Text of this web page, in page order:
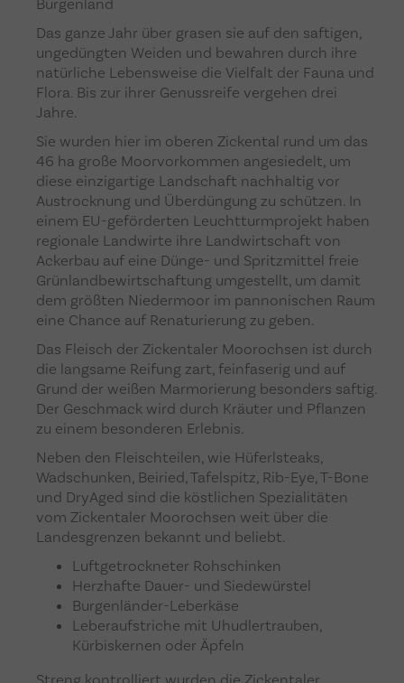
Burgenland
Das ganze Jahr über grasen sie auf den saftigen,
ungedüngten Weiden und bewahren durch ihre
natürliche Lebensweise die Vielfalt der Fauna und
Flora. Bis zur ihrer Genussreife vergehen drei
Jahre.
Sie wurden hier im oberen Zickental rund um das
46 ha große Moorvorkommen angesiedelt, um
diese einzigartige Landschaft nachhaltig vor
Austrocknung und Überdüngung zu schützen. In
einem EU-geförderten Leuchtturmprojekt haben
regionale Landwirte ihre Landwirtschaft von
Ackerbau auf eine Dünge- und Spritzmittel freie
Grünlandbewirtschaftung umgestellt, um damit
dem größten Niedermoor im pannonischen Raum
eine Chance auf Renaturierung zu geben.
Das Fleisch der Zickentaler Moorochsen ist durch
die langsame Reifung zart, feinfaserig und auf
Grund der weißen Marmorierung besonders saftig.
Der Geschmack wird durch Kräuter und Pflanzen
zu einem besonderen Erlebnis.
Neben den Fleischteilen, wie Hüferlsteaks,
Wadschunken, Beiried, Tafelspitz, Rib-Eye, T-Bone
und DryAged sind die köstlichen Spezialitäten
vom Zickentaler Moorochsen weit über die
Landesgrenzen bekannt und beliebt.
Luftgetrockneter Rohschinken
Herzhafte Dauer- und Siedewürstel
Burgenländer-Leberkäse
Leberaufstriche mit Uhudlertrauben,
Kürbiskernen oder Äpfeln